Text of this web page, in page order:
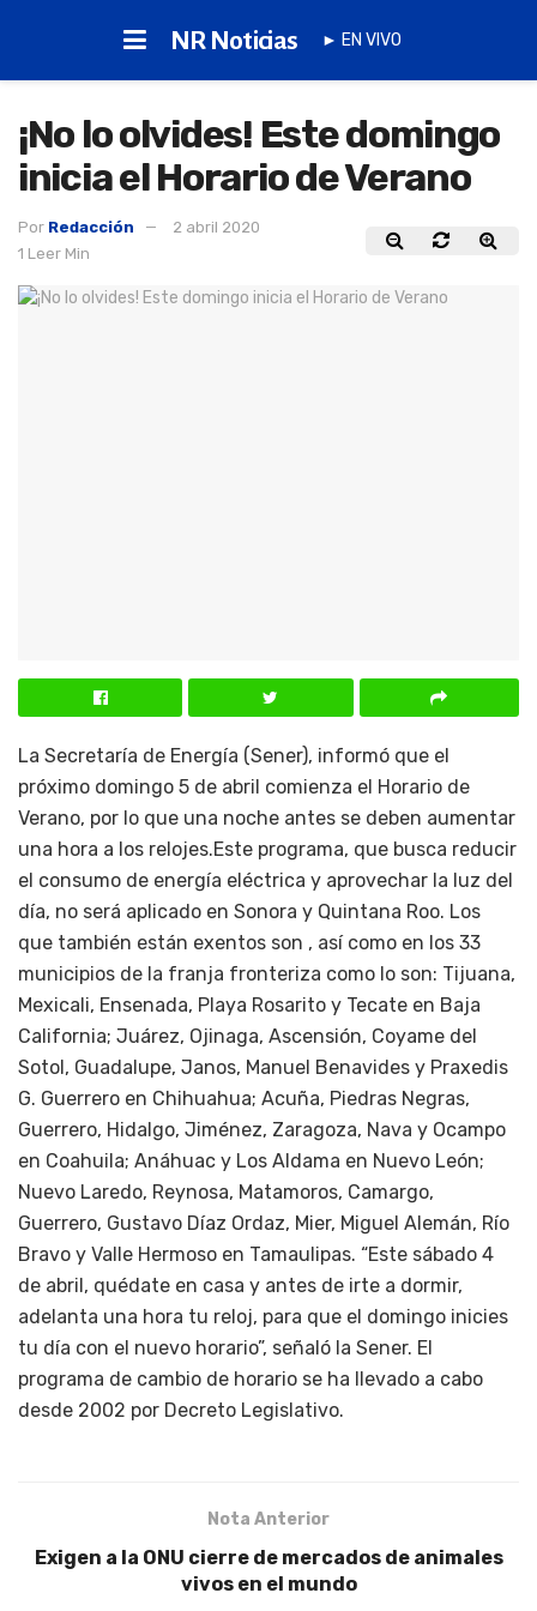
NR Noticias ► EN VIVO
¡No lo olvides! Este domingo
inicia el Horario de Verano
Por Redacción
2 abril 2020
1 Leer Min
La Secretaría de Energía (Sener), informó que el
próximo domingo 5 de abril comienza el Horario de
Verano, por lo que una noche antes se deben aumentar
una hora a los relojes.Este programa, que busca reducir
el consumo de energía eléctrica y aprovechar la luz del
día, no será aplicado en Sonora y Quintana Roo. Los
que también están exentos son , así como en los 33
municipios de la franja fronteriza como lo son: Tijuana,
Mexicali, Ensenada, Playa Rosarito y Tecate en Baja
California; Juárez, Ojinaga, Ascensión, Coyame del
Sotol, Guadalupe, Janos, Manuel Benavides y Praxedis
G. Guerrero en Chihuahua; Acuña, Piedras Negras,
Guerrero, Hidalgo, Jiménez, Zaragoza, Nava y Ocampo
en Coahuila; Anáhuac y Los Aldama en Nuevo León;
Nuevo Laredo, Reynosa, Matamoros, Camargo,
Guerrero, Gustavo Díaz Ordaz, Mier, Miguel Alemán, Río
Bravo y Valle Hermoso en Tamaulipas. “Este sábado 4
de abril, quédate en casa y antes de irte a dormir,
adelanta una hora tu reloj, para que el domingo inicies
tu día con el nuevo horario”, señaló la Sener. El
programa de cambio de horario se ha llevado a cabo
desde 2002 por Decreto Legislativo.
Nota Anterior
Exigen a la ONU cierre de mercados de animales
vivos en el mundo